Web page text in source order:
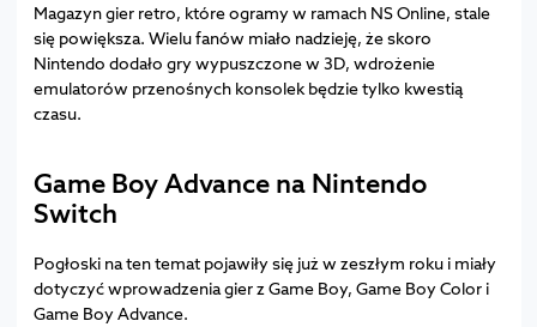
Magazyn gier retro, które ogramy w ramach NS Online, stale
się powiększa. Wielu fanów miało nadzieję, że skoro
Nintendo dodało gry wypuszczone w 3D, wdrożenie
emulatorów przenośnych konsolek będzie tylko kwestią
czasu.
Game Boy Advance na Nintendo
Switch
Pogłoski na ten temat pojawiły się już w zeszłym roku i miały
dotyczyć wprowadzenia gier z Game Boy, Game Boy Color i
Game Boy Advance.